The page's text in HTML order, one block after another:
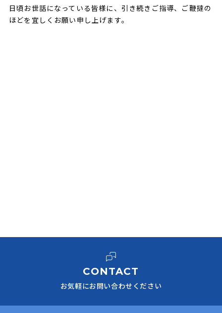
日頃お世話になっている皆様に、引き続きご指導、ご鞭撻の
ほどを宜しくお願い申し上げます。
CONTACT
お気軽にお問い合わせください